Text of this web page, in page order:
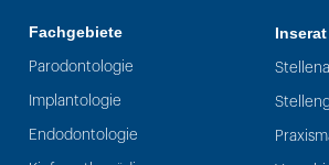
Fachgebiete
Parodontologie
Implantologie
Endodontologie
Inserat